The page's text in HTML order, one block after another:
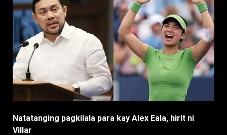
Natatanging pagkilala para kay Alex Eala, hirit ni
Villar